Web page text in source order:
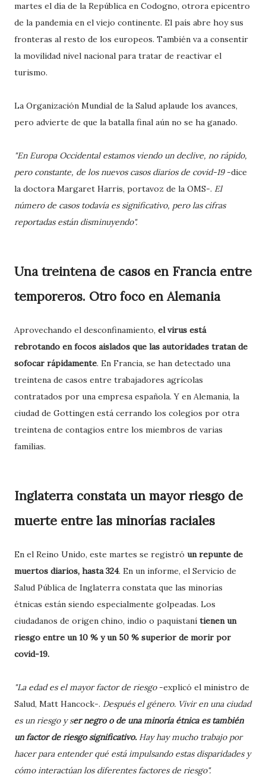
martes el día de la República en Codogno, otrora epicentro
de la pandemia en el viejo continente. El país abre hoy sus
fronteras al resto de los europeos. También va a consentir
la movilidad nivel nacional para tratar de reactivar el
turismo.
La Organización Mundial de la Salud aplaude los avances,
pero advierte de que la batalla final aún no se ha ganado.
"En Europa Occidental estamos viendo un declive, no rápido,
pero constante, de los nuevos casos diarios de covid-19-dice
la doctora Margaret Harris, portavoz de la OMS-. El
número de casos todavía es significativo, pero las cifras
reportadas están disminuyendo".
Una treintena de casos en Francia entre
temporeros. Otro foco en Alemania
Aprovechando el desconfinamiento, el virus está
rebrotando en focos aislados que las autoridades tratan de
sofocar rápidamente. En Francia, se han detectado una
treintena de casos entre trabajadores agrícolas
contratados por una empresa española. Y en Alemania, la
ciudad de Gottingen está cerrando los colegios por otra
treintena de contagios entre los miembros de varias
familias.
Inglaterra constata un mayor riesgo de
muerte entre las minorías raciales
En el Reino Unido, este martes se registró un repunte de
muertos diarios, hasta 324. En un informe, el Servicio de
Salud Pública de Inglaterra constata que las minorías
étnicas están siendo especialmente golpeadas. Los
ciudadanos de origen chino, indio o paquistaní tienen un
riesgo entre un 10 % y un 50 % superior de morir por
covid-19.
"La edad es el mayor factor de riesgo-explicó el ministro de
Salud, Matt Hancock-. Después el género. Vivir en una ciudad
es un riesgo y ser negro o de una minoría étnica es también
un factor de riesgo significativo.Hay hay mucho trabajo por
hacer para entender qué está impulsando estas disparidades y
cómo interactúan los diferentes factores de riesgo".